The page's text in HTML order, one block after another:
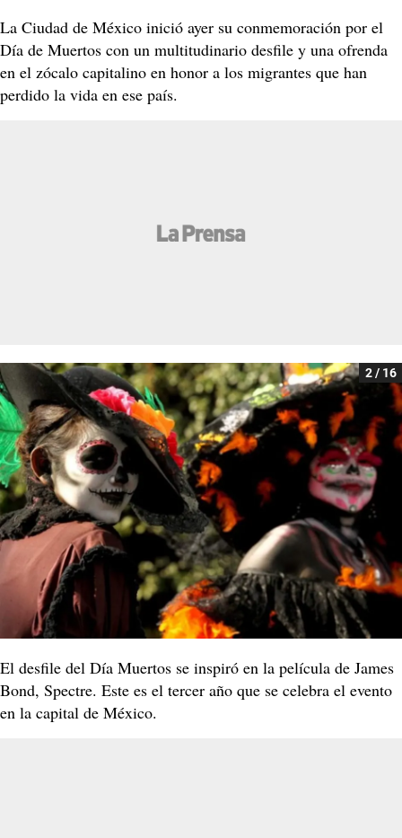
La Ciudad de México inició ayer su conmemoración por el
Día de Muertos con un multitudinario desfile y una ofrenda
en el zócalo capitalino en honor a los migrantes que han
perdido la vida en ese país.
2 / 16
El desfile del Día Muertos se inspiró en la película de James
Bond, Spectre. Este es el tercer año que se celebra el evento
en la capital de México.